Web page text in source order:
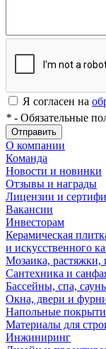
Я согласен на
* - Обязательные
Отправить
О компании
Команда
Новости и новинки
Отзывы и награды
Лицензии и
Вакансии
Инвесторам
Керамическая
и искусственного
Мозаика,
Сантехника и
Бассейны, спа,
Окна, двери и
Напольные
Материалы для
Инжиниринг